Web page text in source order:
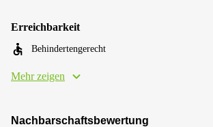
Erreichbarkeit
Behindertengerecht
Mehr zeigen
Nachbarschaftsbewertung